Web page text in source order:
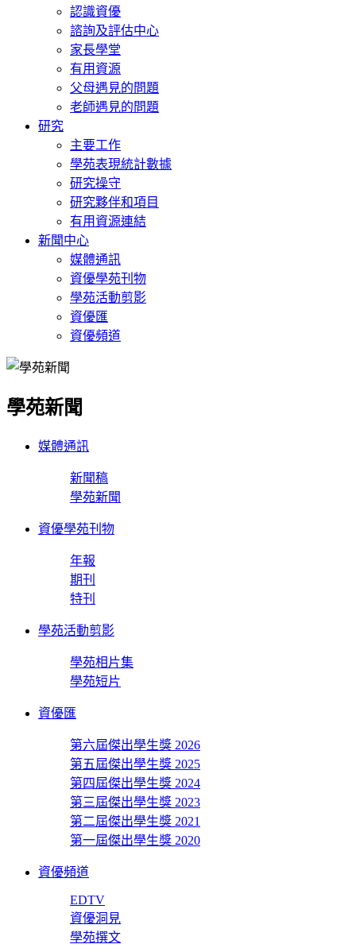
認識資優
諮詢及評估中心
家長學堂
有用資源
父母遇見的問題
老師遇見的問題
研究
主要工作
學苑表現統計數據
研究操守
研究夥伴和項目
有用資源連結
新聞中心
媒體通訊
資優學苑刊物
學苑活動剪影
資優匯
資優頻道
學苑新聞
媒體通訊
新聞稿
學苑新聞
資優學苑刊物
年報
期刊
特刊
學苑活動剪影
學苑相片集
學苑短片
資優匯
第六屆傑出學生獎 2026
第五屆傑出學生獎 2025
第四屆傑出學生獎 2024
第三屆傑出學生獎 2023
第二屆傑出學生獎 2021
第一屆傑出學生獎 2020
資優頻道
EDTV
資優洞見
學苑撰文